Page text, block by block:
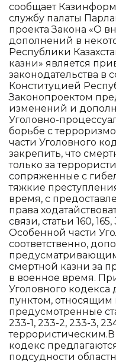
сообщает
службу палаты
проекта Закона «О
дополнений в
Республики
казни» является
законодательства в
Конституцией
Законопроектом
изменений и
Уголовно-
борьбе с
части Уголовного
закрепить, что
только за
сопряженные с
тяжкие
время, с
права
связи, статьи 160,
Особенной части
соответственно,
смертной казни за
в военное время.
Уголовного
пунктом, относящим
предусмотренные
233-1, 233-2, 233-3,
кодекс
подсудности